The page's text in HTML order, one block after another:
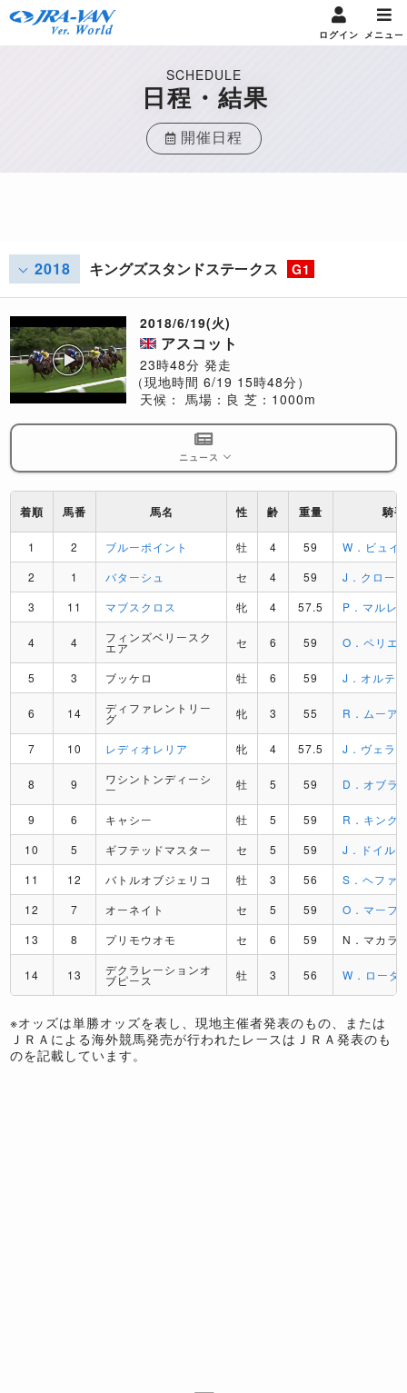
ログイン メニュー
SCHEDULE
日程・結果
開催日程
2018 キングズスタンドステークス G1
2018/6/19(火)
アスコット
23時48分 発走
（現地時間 6/19 15時48分）
天候： 馬場：良 芝：1000m
ニュース
着順 馬番 馬名 性 齢 重量 騎手
1 2 ブルーポイント 牡 4 59
W．ビュイ
2
1 バターシュ セ 4 59
J．クロー
3
11 マブスクロス 牝 4 57.5 P．マルレ
4 4 フィンズベリースク
エア セ 6 59 O．ペリエ
5 3 ブッケロ 牡 6 59 J．オルテ
6 14 ディファレントリー
グ 牝 3 55 R．ムーア
7 10 レディオレリア 牝 4 57.5 J．ヴェラ
8 9 ワシントンディーシ
ー 牡 5 59 D．オブラ
9 6 キャシー 牡 5 59
R．キング
10
5 ギフテッドマスター セ 5 59
J．ドイル
11
12 バトルオブジェリコ 牡 3 56
S．ヘファ
12
7 オーネイト セ 5 59
O．マーフ
13
8 プリモウオモ セ 6 59 N．マカラ
14 13 デクラレーションオ
ブピース 牡 3 56 W．ローダ
※オッズは単勝オッズを表し、現地主催者発表のもの、または
ＪＲＡによる海外競馬発売が行われたレースはＪＲＡ発表のも
のを記載しています。